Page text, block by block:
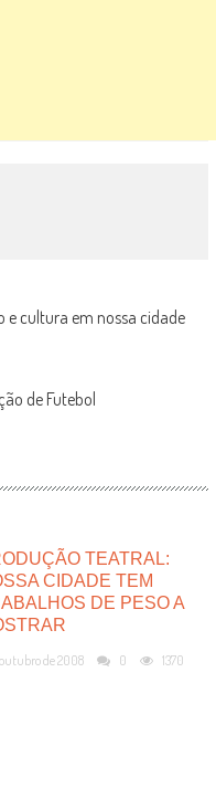
cultura em nossa cidade
de Futebol
TEATRAL:
CIDADE TEM
DE PESO A
de 2008 0 1370